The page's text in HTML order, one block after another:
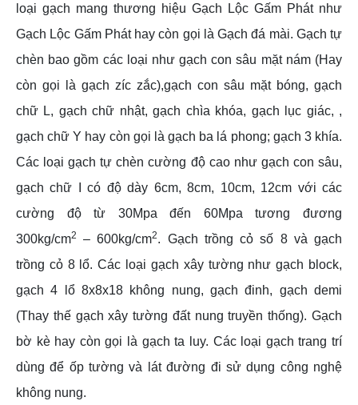
loại gạch mang thương hiệu Gạch Lộc Gấm Phát như
Gạch Lộc Gấm Phát hay còn gọi là Gạch đá mài. Gạch tự
chèn bao gồm các loại như gạch con sâu mặt nám (Hay
còn gọi là gạch zíc zắc),gạch con sâu mặt bóng, gạch
chữ L, gạch chữ nhật, gạch chìa khóa, gạch lục giác, ,
gạch chữ Y hay còn gọi là gạch ba lá phong; gạch 3 khía.
Các loại gạch tự chèn cường độ cao như gạch con sâu,
gạch chữ I có độ dày 6cm, 8cm, 10cm, 12cm với các
cường độ từ 30Mpa đến 60Mpa tương đương
300kg/cm2 – 600kg/cm2. Gạch trồng cỏ số 8 và gạch
trồng cỏ 8 lổ. Các loại gạch xây tường như gạch block,
gạch 4 lổ 8x8x18 không nung, gạch đinh, gạch demi
(Thay thế gạch xây tường đất nung truyền thống). Gạch
bờ kè hay còn gọi là gạch ta luy. Các loại gạch trang trí
dùng để ốp tường và lát đường đi sử dụng công nghệ
không nung.